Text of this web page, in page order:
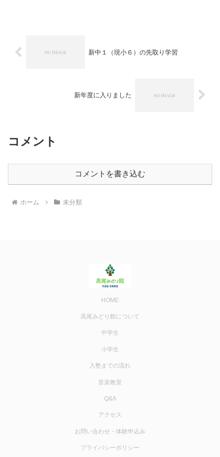
新中１（現小６）の先取り学習
新年度に入りました
コメント
コメントを書き込む
ホーム 未分類
HOME
高尾みどり館について
中学生
小学生
入塾までの流れ
音楽教室
Q&A
アクセス
お問い合わせ・体験申込み
プライバシーポリシー